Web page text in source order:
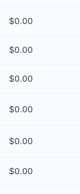
$0.00
$0.00
$0.00
$0.00
$0.00
$0.00